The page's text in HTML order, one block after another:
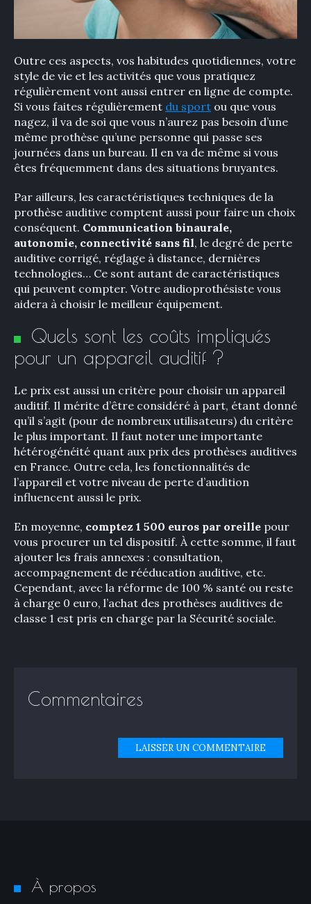
Outre ces aspects, vos habitudes quotidiennes, votre
style de vie et les activités que vous pratiquez
régulièrement vont aussi entrer en ligne de compte.
Si vous faites régulièrement du sport ou que vous
nagez, il va de soi que vous n’aurez pas besoin d’une
même prothèse qu’une personne qui passe ses
journées dans un bureau. Il en va de même si vous
êtes fréquemment dans des situations bruyantes.
Par ailleurs, les caractéristiques techniques de la
prothèse auditive comptent aussi pour faire un choix
conséquent. Communication binaurale,
autonomie, connectivité sans fil, le degré de perte
auditive corrigé, réglage à distance, dernières
technologies… Ce sont autant de caractéristiques
qui peuvent compter. Votre audioprothésiste vous
aidera à choisir le meilleur équipement.
Quels sont les coûts impliqués
pour un appareil auditif ?
Le prix est aussi un critère pour choisir un appareil
auditif. Il mérite d’être considéré à part, étant donné
qu’il s’agit (pour de nombreux utilisateurs) du critère
le plus important. Il faut noter une importante
hétérogénéité quant aux prix des prothèses auditives
en France. Outre cela, les fonctionnalités de
l’appareil et votre niveau de perte d’audition
influencent aussi le prix.
En moyenne, comptez 1 500 euros par oreille pour
vous procurer un tel dispositif. À cette somme, il faut
ajouter les frais annexes : consultation,
accompagnement de rééducation auditive, etc.
Cependant, avec la réforme de 100 % santé ou reste
à charge 0 euro, l’achat des prothèses auditives de
classe 1 est pris en charge par la Sécurité sociale.
Commentaires
LAISSER UN COMMENTAIRE
À propos